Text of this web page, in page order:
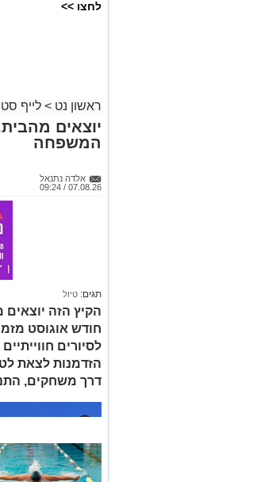
לחצו >>
ראשון נט > לייף
יוצאים
המשפחה
אלדה נתנאל
07.08.26 / 09:24
תגים: טיול
הקיץ הזה
חודש אוגוסט
לסיורים
הזדמנות לצאת
דרך משחקים,